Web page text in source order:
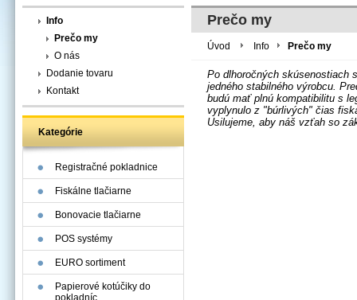
Info
Prečo my
O nás
Dodanie tovaru
Kontakt
Kategórie
Registračné pokladnice
Fiskálne tlačiarne
Bonovacie tlačiarne
POS systémy
EURO sortiment
Papierové kotúčiky do
pokladníc
Prečo my
Úvod Info Prečo my
Po dlhoročných skúsenostiach
jedného stabilného výrobcu.
budú mať plnú kompatibilitu s
vyplynulo z "búrlivých" čias
Usilujeme, aby náš vzťah so